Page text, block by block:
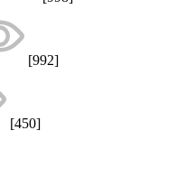
[992]
[450]